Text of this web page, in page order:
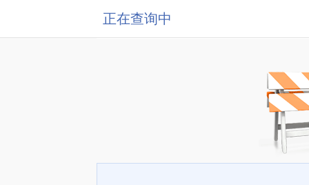
正在查询中